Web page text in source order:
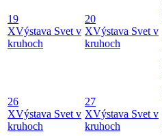
19
XVýstava Svet v
kruhoch
20
XVýstava Svet v
kruhoch
26
XVýstava Svet v
kruhoch
27
XVýstava Svet v
kruhoch